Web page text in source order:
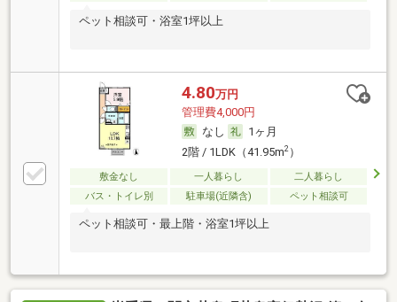
ペット相談可・浴室1坪以上
4.80万円
管理費4,000円
なし
1ヶ月
2階 / 1LDK（41.95m2）
敷金なし 一人暮らし
二人暮らし
バス・トイレ別
駐車場(近隣含) ペット相談可
ペット相談可・最上階・浴室1坪以上